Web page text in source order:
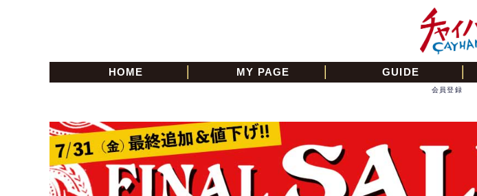
HOME MY PAGE GUIDE
会員登録